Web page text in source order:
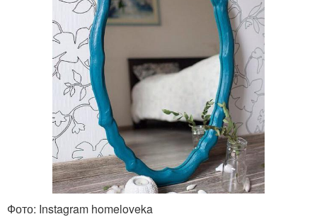
Фото: Instagram homeloveka